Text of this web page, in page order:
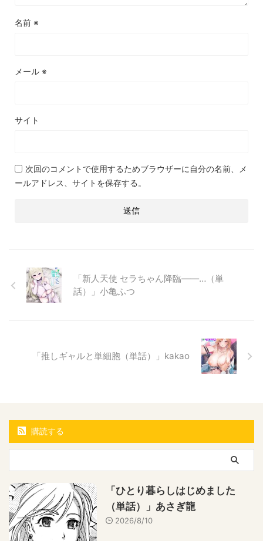
名前 ※
メール ※
サイト
次回のコメントで使用するためブラウザーに自分の名前、メ
ールアドレス、サイトを保存する。
「新人天使 セラちゃん降臨――…（単
話）」小亀ふつ
「推しギャルと単細胞（単話）」kakao
購読する
「ひとり暮らしはじめました
（単話）」あさぎ龍
2026/8/10